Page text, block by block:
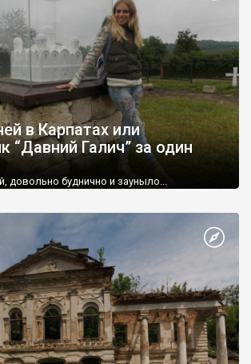
в Карпатах или
“Давний Галич” за один
довольно буднично и зауныло...